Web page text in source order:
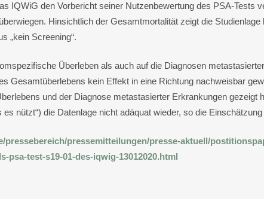
IQWiG den Vorbericht seiner Nutzenbewertung des PSA-Tests
Hinsichtlich der Gesamtmortalität zeigt die
„kein Screening“.
Überleben als auch auf die Diagnosen
Gesamtüberlebens kein Effekt in eine Richtung nachweisbar
und der Diagnose metastasierter Erkrankungen gezeigt
nützt“) die Datenlage nicht adäquat wieder, so die
pressebereich/pressemitteilungen/presse-aktuell/
psa-test-s19-01-des-iqwig-13012020.html